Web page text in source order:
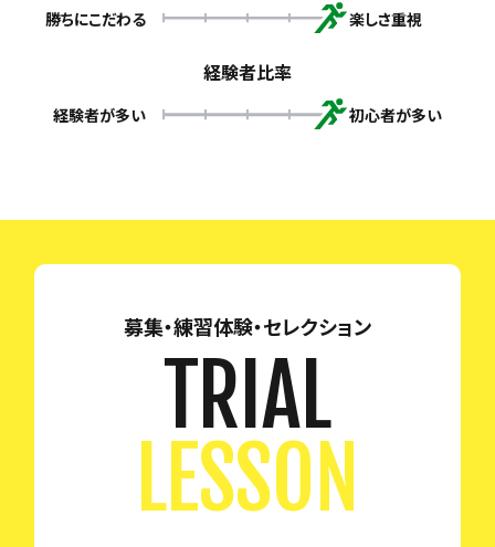
勝ちにこだわる 楽しさ重視
経験者比率
経験者が多い 初心者が多い
募集・練習体験・セレクション
TRIAL
LESSON